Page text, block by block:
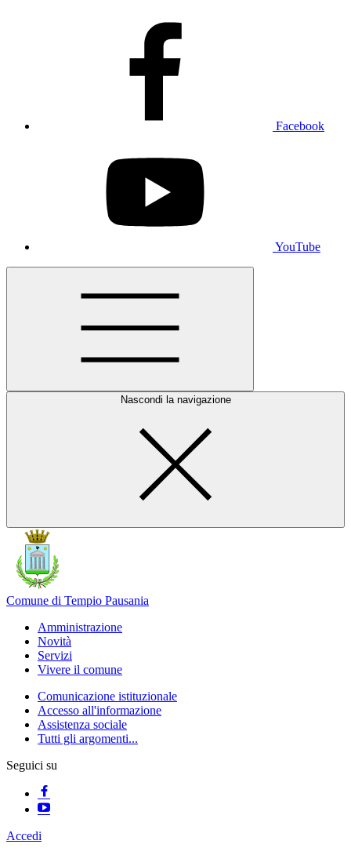
Facebook
YouTube
Nascondi la navigazione
Comune di Tempio Pausania
Amministrazione
Novità
Servizi
Vivere il comune
Comunicazione istituzionale
Accesso all'informazione
Assistenza sociale
Tutti gli argomenti...
Seguici su
Accedi